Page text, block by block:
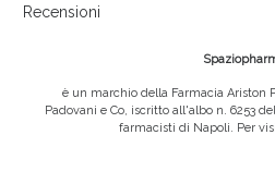
Recensioni
è un marchio della Farmacia Ariston
Padovani e Co, iscritto all'albo n. 6253
farmacisti di Napoli. Per